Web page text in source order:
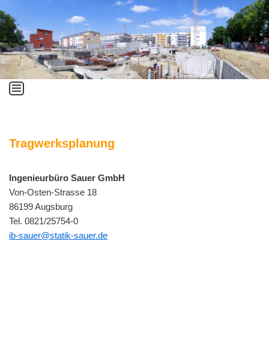
Zum
Inhalt
springen
Tragwerksplanung
Ingenieurbüro Sauer GmbH
Von-Osten-Strasse 18
86199 Augsburg
Tel. 0821/25754-0
ib-sauer@statik-sauer.de